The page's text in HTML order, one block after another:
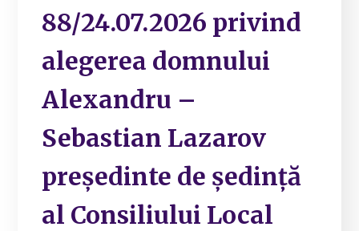
88/24.07.2026 privind
alegerea domnului
Alexandru –
Sebastian Lazarov
preşedinte de şedinţă
al Consiliului Local